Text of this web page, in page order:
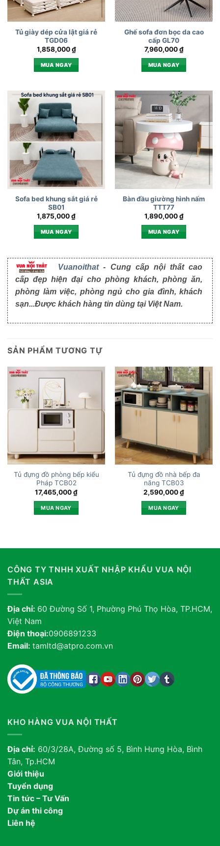
Tủ giày dép cửa lật giá rẻ
TGD06
1,858,000₫
MUA NGAY
Ghế sofa đơn bọc da cao
cấp GL70
7,960,000₫
MUA NGAY
Sofa bed khung sắt giá rẻ
SB01
1,875,000₫
MUA NGAY
Bàn đầu giường hình nấm
TTT77
1,890,000₫
MUA NGAY
Vuanoithat- Cung cấp nội thất cao
cấp đẹp hiện đại cho phòng khách, phòng ăn,
phòng làm việc, phòng ngủ cho gia đình, khách
sạn...Được khách hàng tin dùng tại Việt Nam.
SẢN PHẨM TƯƠNG TỰ
Tủ đựng đồ phòng bếp kiểu
Pháp TCB02
17,465,000₫
MUA NGAY
Tủ đựng đồ nhà bếp đa
năng TCB03
2,590,000₫
MUA NGAY
CÔNG TY TNHH XUẤT NHẬP KHẨU VUA NỘI
THẤT ASIA
Địa chỉ: 60 Đường Số 1, Phường Phú Thọ Hòa, TP.HCM,
Việt Nam
Điện thoại:0906891233
Email: tamltd@atpro.com.vn
KHO HÀNG VUA NỘI THẤT
Địa chỉ: 60/3/28A, Đường số 5, Bình Hưng Hòa, Bình
Tân, Tp.HCM
Giới thiệu
Tuyển dụng
Tin tức – Tư Vấn
Dự án thi công
Liên hệ